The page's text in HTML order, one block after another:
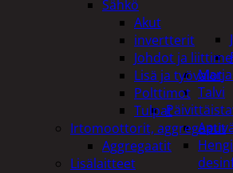
Talvi
Sähkö
Akut
invertterit
Johdot ja
Lisä ja työvalot
Polttimot
Tulpat
Irtomoottorit, aggregaatit
Aggregaatit
Lisälaitteet